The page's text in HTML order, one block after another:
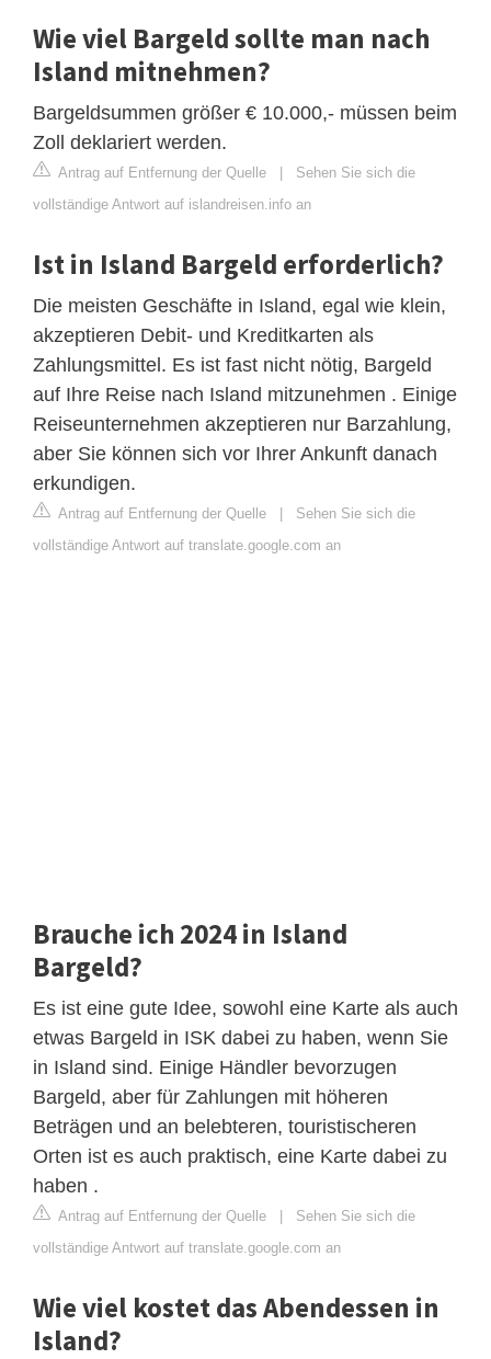
Wie viel Bargeld sollte man nach
Island mitnehmen?
Bargeldsummen größer € 10.000,- müssen beim
Zoll deklariert werden.
Antrag auf Entfernung der Quelle | Sehen Sie sich die
vollständige Antwort auf islandreisen.info an
Ist in Island Bargeld erforderlich?
Die meisten Geschäfte in Island, egal wie klein,
akzeptieren Debit- und Kreditkarten als
Zahlungsmittel. Es ist fast nicht nötig, Bargeld
auf Ihre Reise nach Island mitzunehmen . Einige
Reiseunternehmen akzeptieren nur Barzahlung,
aber Sie können sich vor Ihrer Ankunft danach
erkundigen.
Antrag auf Entfernung der Quelle | Sehen Sie sich die
vollständige Antwort auf translate.google.com an
Brauche ich 2024 in Island
Bargeld?
Es ist eine gute Idee, sowohl eine Karte als auch
etwas Bargeld in ISK dabei zu haben, wenn Sie
in Island sind. Einige Händler bevorzugen
Bargeld, aber für Zahlungen mit höheren
Beträgen und an belebteren, touristischeren
Orten ist es auch praktisch, eine Karte dabei zu
haben .
Antrag auf Entfernung der Quelle | Sehen Sie sich die
vollständige Antwort auf translate.google.com an
Wie viel kostet das Abendessen in
Island?